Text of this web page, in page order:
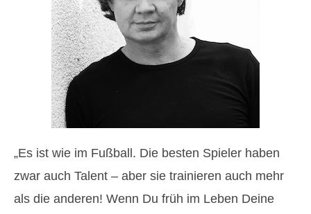
„Es ist wie im Fußball. Die besten Spieler haben
zwar auch Talent – aber sie trainieren auch mehr
als die anderen! Wenn Du früh im Leben Deine